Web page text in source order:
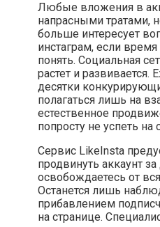
Любые вложения в
напрасными тратами,
больше интересует
инстаграм, если
понять. Социальная
растет и
десятки
полагаться лишь на
естественное
попросту не успеть на
Сервис LikeInsta
продвинуть аккаунт
освобождаетесь от
Останется лишь
прибавлением
на странице.